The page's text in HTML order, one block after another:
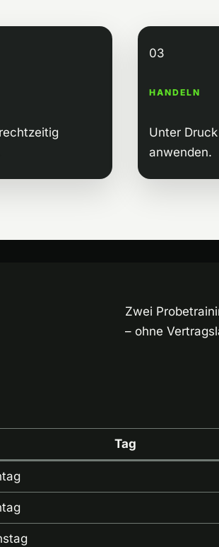
03
HANDELN
Unter
anwenden.
Zwei
– ohne
Tag